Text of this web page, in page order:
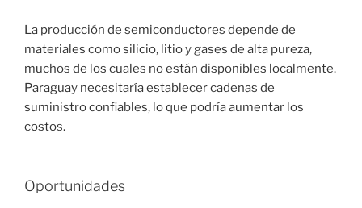
La producción de semiconductores depende de
materiales como silicio, litio y gases de alta pureza,
muchos de los cuales no están disponibles localmente.
Paraguay necesitaría establecer cadenas de
suministro confiables, lo que podría aumentar los
costos.
Oportunidades